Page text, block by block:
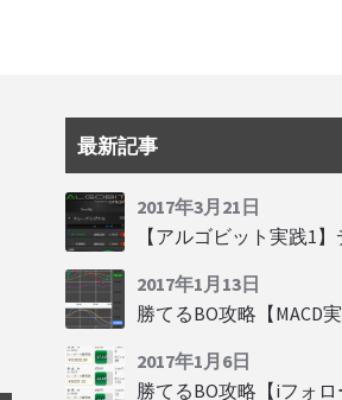
最新記事
2017年3月21日
2017年1月13日
2017年1月6日